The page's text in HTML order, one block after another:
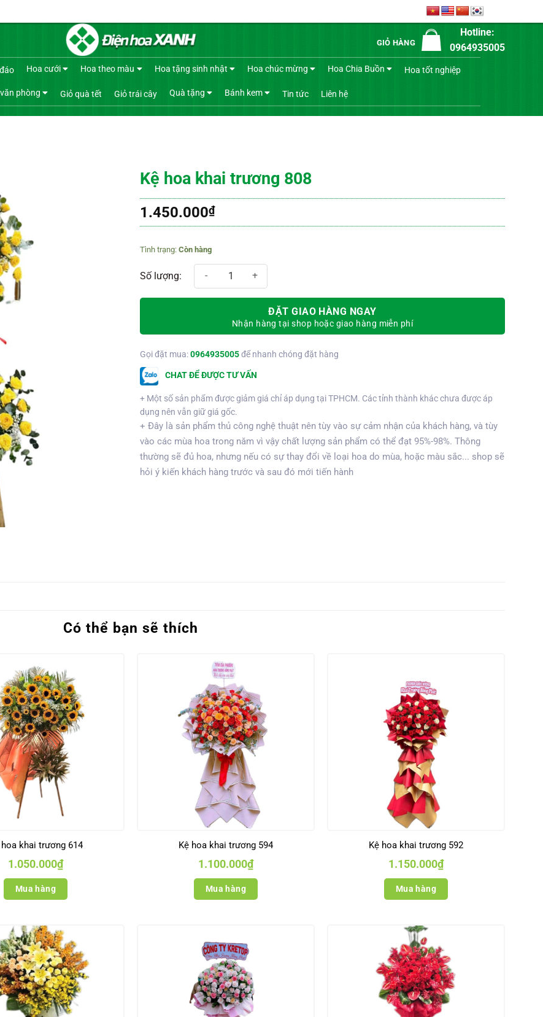
GIỎ HÀNG
Hotline:
0964935005
Hoa cưới Hoa theo màu Hoa tặng sinh nhật Hoa chúc mừng Hoa Chia Buồn Hoa tốt nghiệp
phòng Giỏ quà tết Giỏ trái cây Quà tặng Bánh kem Tin tức Liên hệ
Kệ hoa khai trương 808
1.450.000₫
Còn hàng
Kệ hoa khai trương 808 số lượng
ĐẶT GIAO HÀNG NGAY
Nhận hàng tại shop hoặc giao hàng miễn phí
Gọi đặt mua:0964935005để nhanh chóng đặt hàng
CHAT ĐỂ ĐƯỢC TƯ VẤN
+ Một số sản phẩm được giảm giá chỉ áp dụng tại TPHCM. Các tỉnh thành khác chưa được áp
dụng nên vẫn giữ giá gốc.
+ Đây là sản phẩm thủ công nghệ thuật nên tùy vào sự cảm nhận của khách hàng, và tùy
vào các mùa hoa trong năm vì vậy chất lượng sản phẩm có thể đạt 95%-98%. Thông
thường sẽ đủ hoa, nhưng nếu có sự thay đổi về loại hoa do mùa, hoặc màu sắc... shop sẽ
hỏi ý kiến khách hàng trước và sau đó mới tiến hành
Có thể bạn sẽ thích
hoa khai trương 614
1.050.000₫
Mua hàng
Kệ hoa khai trương 594
1.100.000₫
Mua hàng
Kệ hoa khai trương 592
1.150.000₫
Mua hàng